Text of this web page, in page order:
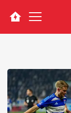
Navigation